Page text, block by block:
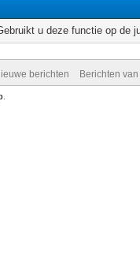
u deze functie op de
berichten Berichten